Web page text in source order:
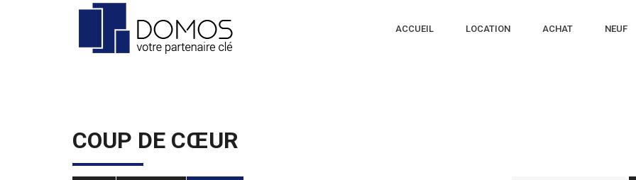
ACCUEIL LOCATION ACHAT NEUF
COUP DE CŒUR